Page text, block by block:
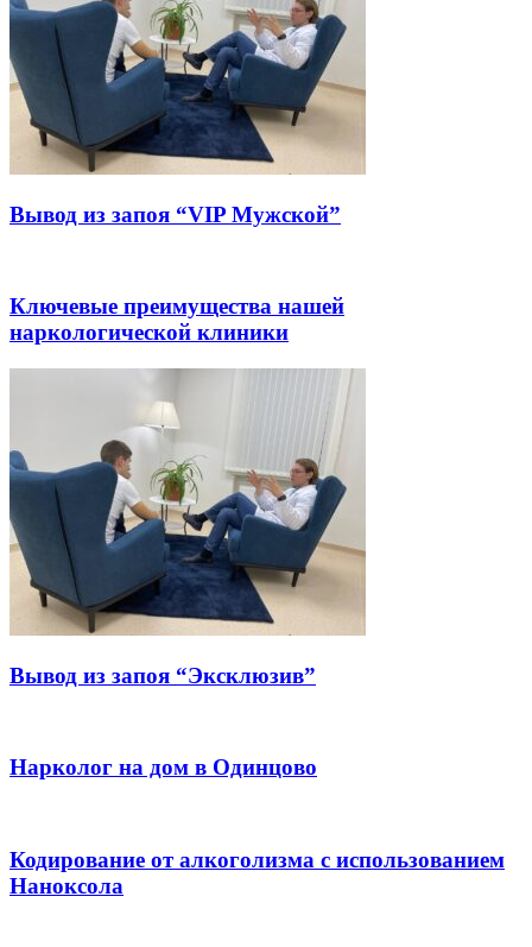
Вывод из запоя “VIP Мужской”
Ключевые преимущества нашей
наркологической клиники
Вывод из запоя “Эксклюзив”
Нарколог на дом в Одинцово
Кодирование от алкоголизма с использованием
Наноксола